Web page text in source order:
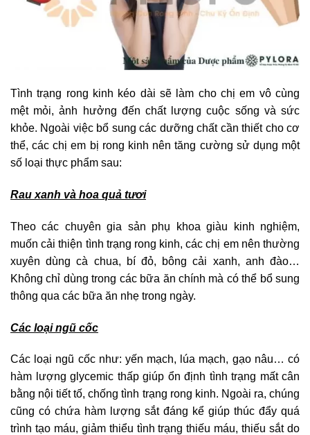
Tình trạng rong kinh kéo dài sẽ làm cho chị em vô cùng
mệt mỏi, ảnh hưởng đến chất lượng cuộc sống và sức
khỏe. Ngoài việc bổ sung các dưỡng chất cần thiết cho cơ
thể, các chị em bị rong kinh nên tăng cường sử dụng một
số loại thực phẩm sau:
Rau xanh và hoa quả tươi
Theo các chuyên gia sản phụ khoa giàu kinh nghiệm,
muốn cải thiện tình trạng rong kinh, các chị em nên thường
xuyên dùng cà chua, bí đỏ, bông cải xanh, anh đào…
Không chỉ dùng trong các bữa ăn chính mà có thể bổ sung
thông qua các bữa ăn nhẹ trong ngày.
Các loại ngũ cốc
Các loại ngũ cốc như: yến mạch, lúa mạch, gạo nâu… có
hàm lượng glycemic thấp giúp ổn định tình trạng mất cân
bằng nội tiết tố, chống tình trạng rong kinh. Ngoài ra, chúng
cũng có chứa hàm lượng sắt đáng kể giúp thúc đẩy quá
trình tạo máu, giảm thiểu tình trạng thiếu máu, thiếu sắt do